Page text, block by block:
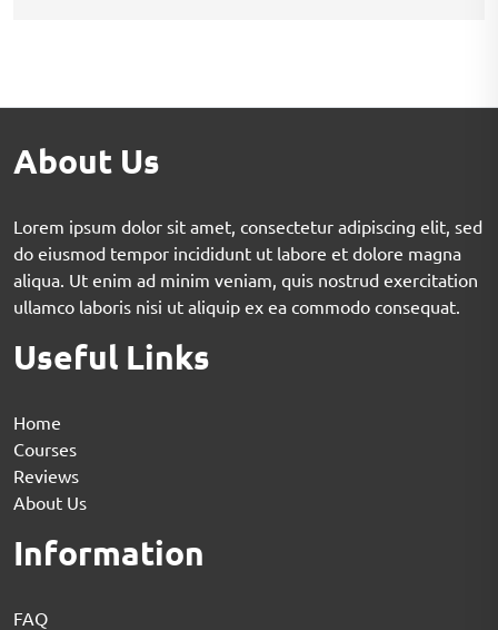
About Us
Lorem ipsum dolor sit amet, consectetur adipiscing elit, sed
do eiusmod tempor incididunt ut labore et dolore magna
aliqua. Ut enim ad minim veniam, quis nostrud exercitation
ullamco laboris nisi ut aliquip ex ea commodo consequat.
Useful Links
Home
Courses
Reviews
About Us
Information
FAQ